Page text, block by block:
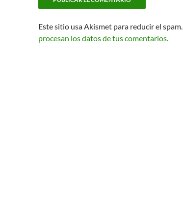
Este sitio usa Akismet para reducir el spam.
procesan los datos de tus comentarios.